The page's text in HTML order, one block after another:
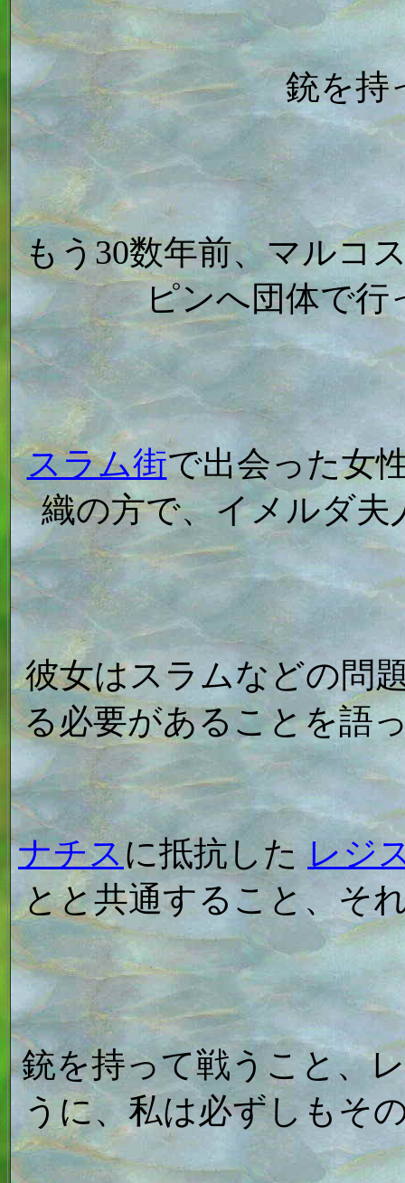
銃を持
もう30数年前、マルコ
ピンへ団体で
スラム街で出会った女
織の方で、イメルダ
彼女はスラムなどの問
る必要があることを語
ナチス に抵抗した レジ
とと共通すること、そ
銃を持って戦うこと、
うに、私は必ずしもそ